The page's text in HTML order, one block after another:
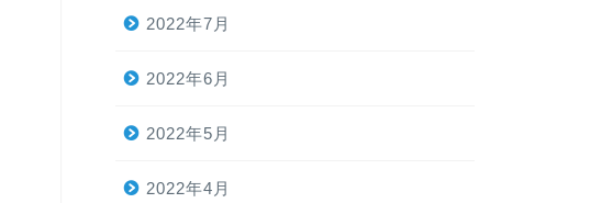
2022年7月
2022年6月
2022年5月
2022年4月